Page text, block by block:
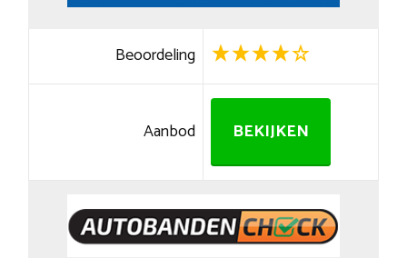
Beoordeling
Aanbod BEKIJKEN